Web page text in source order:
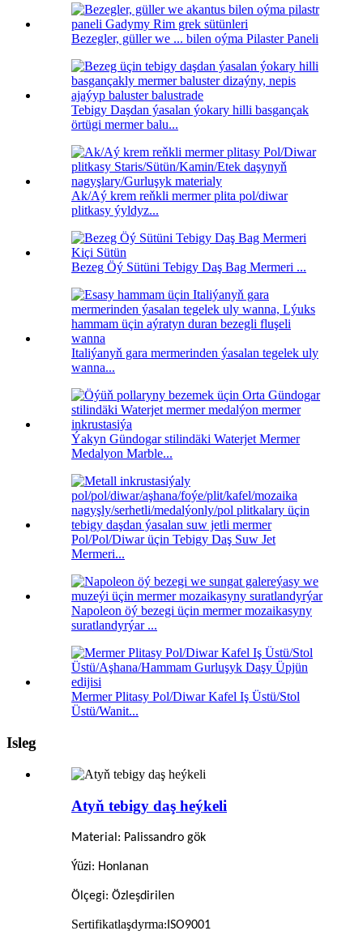
Bezegler, güller we ... bilen oýma Pilaster Paneli
Tebigy Daşdan ýasalan ýokary hilli basgançak
örtügi mermer balu...
Ak/Aý krem ​​reňkli mermer plita pol/diwar
plitkasy ýyldyz...
Bezeg Öý Sütüni Tebigy Daş Bag Mermeri ...
Italiýanyň gara mermerinden ýasalan tegelek uly
wanna...
Ýakyn Gündogar stilindäki Waterjet Mermer
Medalyon Marble...
Pol/Pol/Diwar üçin Tebigy Daş Suw Jet
Mermeri...
Napoleon öý bezegi üçin mermer mozaikasyny
suratlandyrýar ...
Mermer Plitasy Pol/Diwar Kafel Iş Üstü/Stol
Üstü/Wanit...
Isleg
Atyň tebigy daş heýkeli
Material: Palissandro gök
Ýüzi: Honlanan
Ölçegi: Özleşdirilen
Sertifikatlaşdyrma:ISO9001